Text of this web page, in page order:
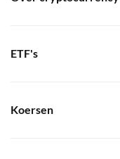
ETF's
Koersen